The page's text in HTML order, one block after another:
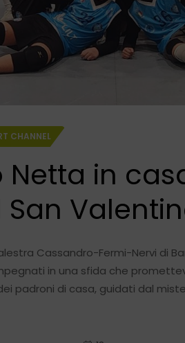
CHANNEL
Netta in
Cassandro-Fermi-Nervi di
in una sfida che
padroni di casa, guidati dal